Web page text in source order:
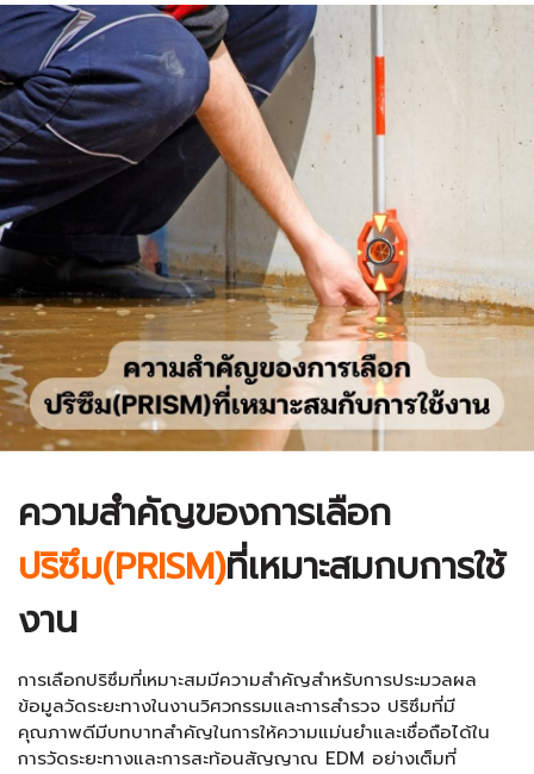
ความสำคัญของการเลือก
ปริซึม(PRISM)ที่เหมาะสมกบการใช้
งาน
การเลือกปริซึมที่เหมาะสมมีความสำคัญสำหรับการประมวลผล
ข้อมูลวัดระยะทางในงานวิศวกรรมและการสำรวจ ปริซึมที่มี
คุณภาพดีมีบทบาทสำคัญในการให้ความแม่นยำและเชื่อถือได้ใน
การวัดระยะทางและการสะท้อนสัญญาณ EDM อย่างเต็มที่